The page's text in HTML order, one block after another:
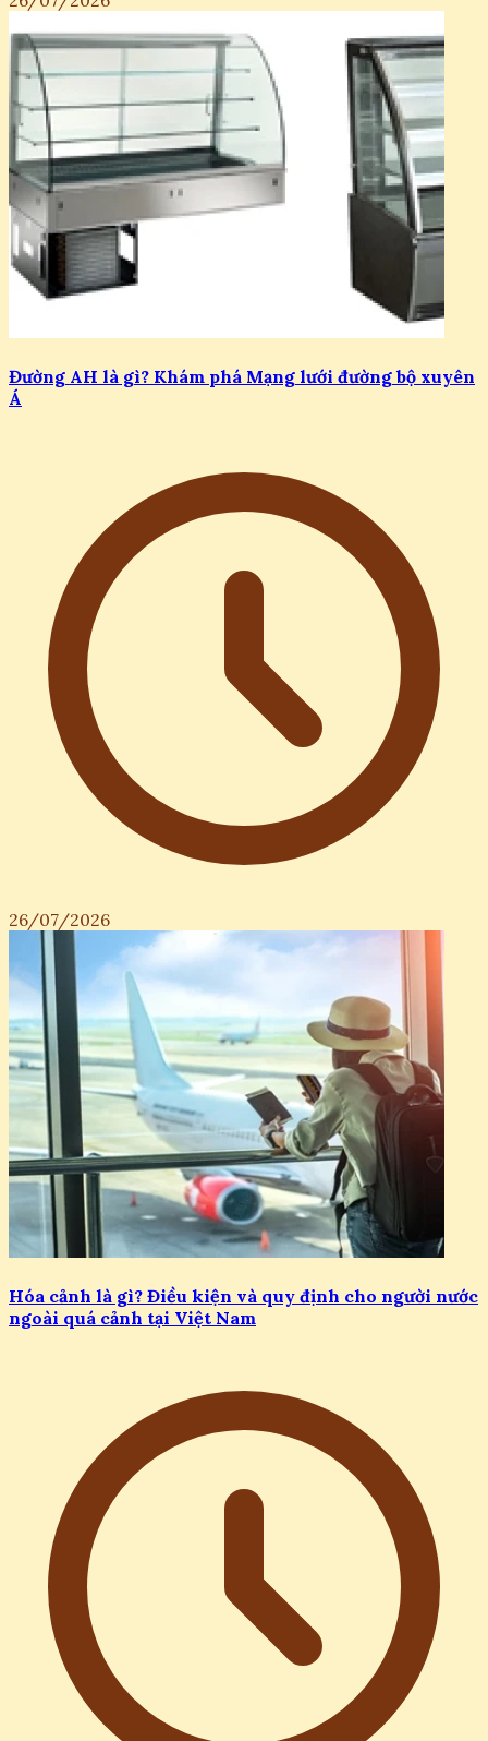
Đường AH là gì? Khám phá Mạng lưới đường bộ xuyên
Á
26/07/2026
Hóa cảnh là gì? Điều kiện và quy định cho người nước
ngoài quá cảnh tại Việt Nam